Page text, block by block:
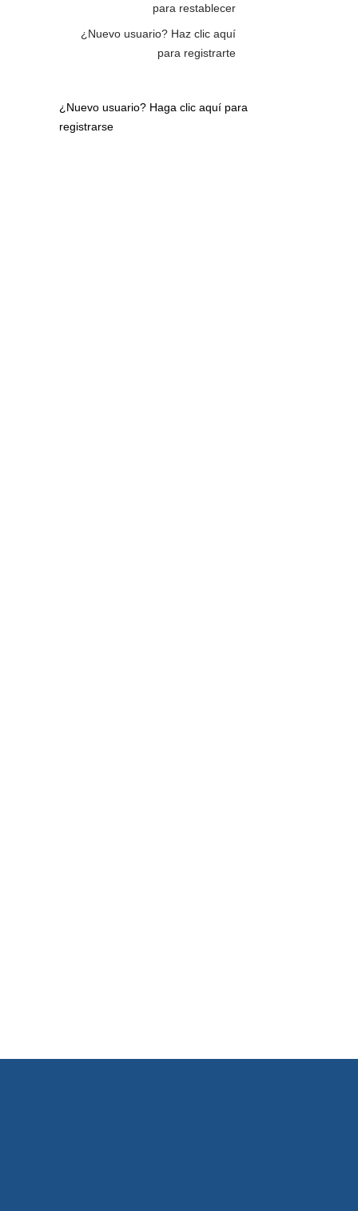
para restablecer
¿Nuevo usuario? Haz clic aquí
para registrarte
¿Nuevo usuario? Haga clic aquí para
registrarse